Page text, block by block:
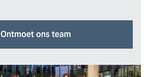
Ontmoet ons team